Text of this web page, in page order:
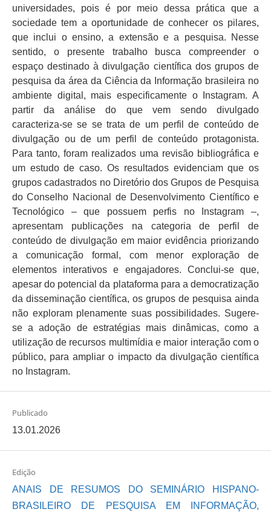
universidades, pois é por meio dessa prática que a
sociedade tem a oportunidade de conhecer os pilares,
que inclui o ensino, a extensão e a pesquisa. Nesse
sentido, o presente trabalho busca compreender o
espaço destinado à divulgação científica dos grupos de
pesquisa da área da Ciência da Informação brasileira no
ambiente digital, mais especificamente o Instagram. A
partir da análise do que vem sendo divulgado
caracteriza-se se se trata de um perfil de conteúdo de
divulgação ou de um perfil de conteúdo protagonista.
Para tanto, foram realizados uma revisão bibliográfica e
um estudo de caso. Os resultados evidenciam que os
grupos cadastrados no Diretório dos Grupos de Pesquisa
do Conselho Nacional de Desenvolvimento Científico e
Tecnológico – que possuem perfis no Instagram –,
apresentam publicações na categoria de perfil de
conteúdo de divulgação em maior evidência priorizando
a comunicação formal, com menor exploração de
elementos interativos e engajadores. Conclui-se que,
apesar do potencial da plataforma para a democratização
da disseminação científica, os grupos de pesquisa ainda
não exploram plenamente suas possibilidades. Sugere-
se a adoção de estratégias mais dinâmicas, como a
utilização de recursos multimídia e maior interação com o
público, para ampliar o impacto da divulgação científica
no Instagram.
Publicado
13.01.2026
Edição
ANAIS DE RESUMOS DO SEMINÁRIO HISPANO-
BRASILEIRO DE PESQUISA EM INFORMAÇÃO,